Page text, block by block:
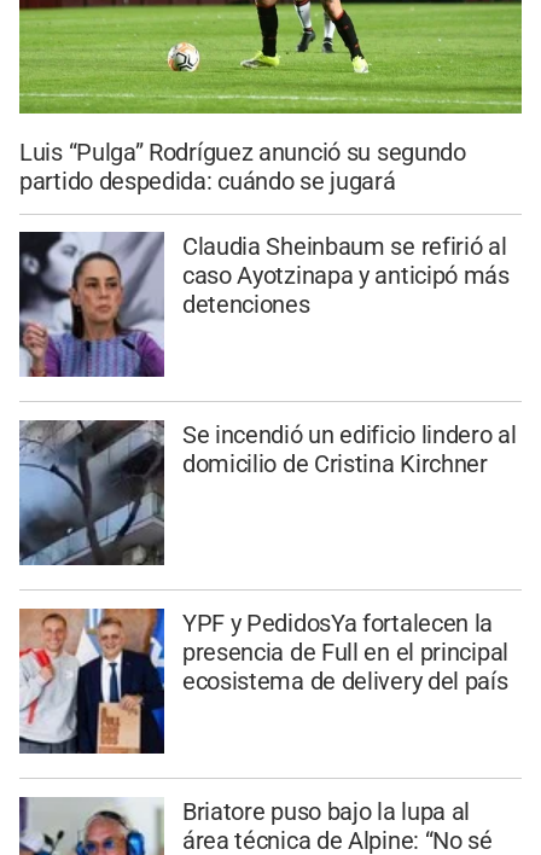
Luis “Pulga” Rodríguez anunció su segundo
partido despedida: cuándo se jugará
Claudia Sheinbaum se refirió al
caso Ayotzinapa y anticipó más
detenciones
Se incendió un edificio lindero al
domicilio de Cristina Kirchner
YPF y PedidosYa fortalecen la
presencia de Full en el principal
ecosistema de delivery del país
Briatore puso bajo la lupa al
área técnica de Alpine: “No sé